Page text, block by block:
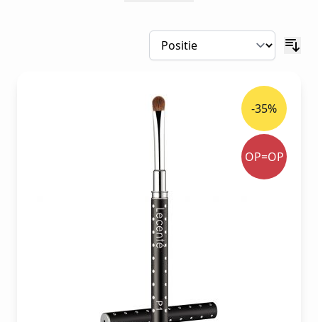
acrylnagels en nagellak
Ontdek de nieuwste trends en technieken
Ons Nagelstyling Assortiment
is een kunstvorm die je nagels
kan veranderen in echte blikvangers. Bij
Belgium Oro Nails vind je alle producten en
technieken om professionele resultaten te
Gellak (589 producten)- 100% TPO-vrije
gellak van IBD, CND Shellac en Artistic.
Langhoudend, hoogglanzend en
chipbestendig voor 2-3 weken perfecte
-35%
OP=OP